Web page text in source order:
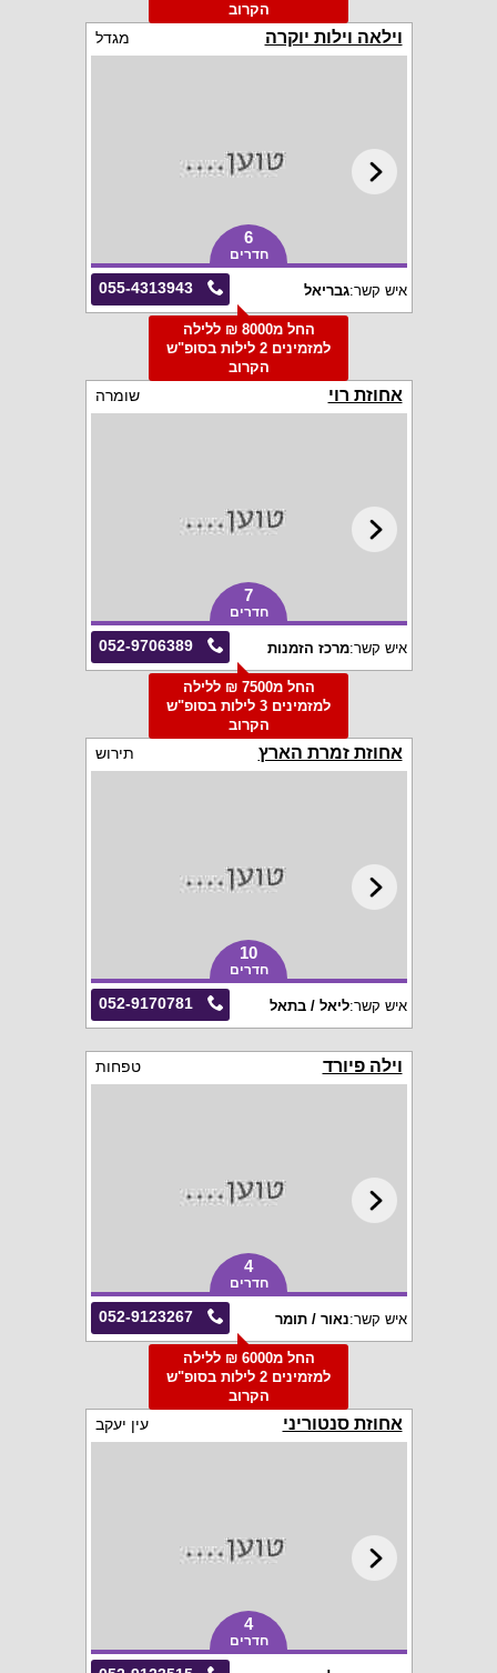
הקרוב
וילאה וילות יוקרה מגדל
6
חדרים
055-4313943 איש קשר:גבריאל
החל מ8000 ₪ ללילה
למזמינים 2 לילות בסופ"ש
הקרוב
אחוזת רוי שומרה
7
חדרים
052-9706389 איש קשר:מרכז הזמנות
החל מ7500 ₪ ללילה
למזמינים 3 לילות בסופ"ש
הקרוב
אחוזת זמרת הארץ תירוש
10
חדרים
052-9170781 איש קשר:ליאל / בתאל
וילה פיורד טפחות
4
חדרים
052-9123267 איש קשר:נאור / תומר
החל מ6000 ₪ ללילה
למזמינים 2 לילות בסופ"ש
הקרוב
אחוזת סנטוריני עין יעקב
4
חדרים